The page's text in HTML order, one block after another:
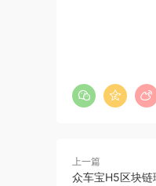
上一篇
众车宝H5区块链